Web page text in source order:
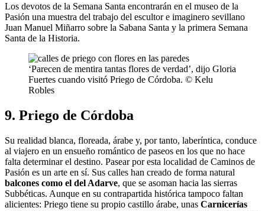
Los devotos de la Semana Santa encontrarán en el museo de la
Pasión una muestra del trabajo del escultor e imaginero sevillano
Juan Manuel Miñarro sobre la Sabana Santa y la primera Semana
Santa de la Historia.
‘Parecen de mentira tantas flores de verdad’, dijo Gloria
Fuertes cuando visitó Priego de Córdoba. © Kelu
Robles
9. Priego de Córdoba
Su realidad blanca, floreada, árabe y, por tanto, laberíntica, conduce
al viajero en un ensueño romántico de paseos en los que no hace
falta determinar el destino. Pasear por esta localidad de Caminos de
Pasión es un arte en sí. Sus calles han creado de forma natural
balcones como el del Adarve, que se asoman hacia las sierras
Subbéticas. Aunque en su contrapartida histórica tampoco faltan
alicientes: Priego tiene su propio castillo árabe, unas Carnicerías